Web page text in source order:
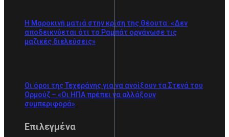
Η Μαροκινή ματιά στην κρίση της Θέουτα: «Δεν
αποδεικνύεται ότι το Ραμπάτ οργάνωσε τις
μαζικές διελεύσεις»
Οι όροι της Τεχεράνης για να ανοίξουν τα Στενά του
Ορμούζ – «Οι ΗΠΑ πρέπει να αλλάξουν
συμπεριφορά»
Επιλεγμένα